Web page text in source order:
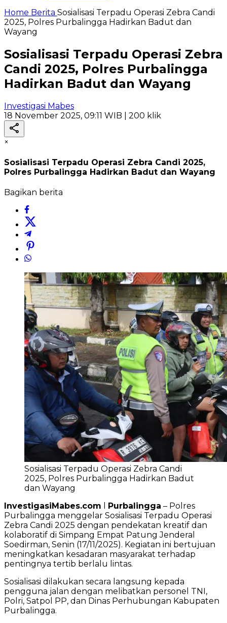
Home Berita Sosialisasi Terpadu Operasi Zebra Candi
2025, Polres Purbalingga Hadirkan Badut dan
Wayang
Sosialisasi Terpadu Operasi Zebra
Candi 2025, Polres Purbalingga
Hadirkan Badut dan Wayang
Investigasi Mabes
18 November 2025, 09:11 WIB | 200 klik
×
Sosialisasi Terpadu Operasi Zebra Candi 2025,
Polres Purbalingga Hadirkan Badut dan Wayang
Bagikan berita
Sosialisasi Terpadu Operasi Zebra Candi
2025, Polres Purbalingga Hadirkan Badut
dan Wayang
InvestigasiMabes.com
Purbalingga – Polres
Purbalingga menggelar Sosialisasi Terpadu Operasi
Zebra Candi 2025 dengan pendekatan kreatif dan
kolaboratif di Simpang Empat Patung Jenderal
Soedirman, Senin (17/11/2025). Kegiatan ini bertujuan
meningkatkan kesadaran masyarakat terhadap
pentingnya tertib berlalu lintas.
Sosialisasi dilakukan secara langsung kepada
pengguna jalan dengan melibatkan personel TNI,
Polri, Satpol PP, dan Dinas Perhubungan Kabupaten
Purbalingga.